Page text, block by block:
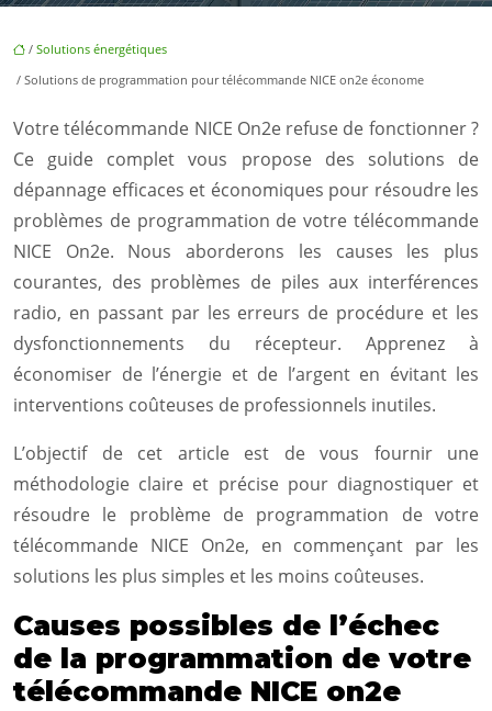
/ Solutions énergétiques
/ Solutions de programmation pour télécommande NICE on2e économe
Votre télécommande NICE On2e refuse de fonctionner ?
Ce guide complet vous propose des solutions de
dépannage efficaces et économiques pour résoudre les
problèmes de programmation de votre télécommande
NICE On2e. Nous aborderons les causes les plus
courantes, des problèmes de piles aux interférences
radio, en passant par les erreurs de procédure et les
dysfonctionnements du récepteur. Apprenez à
économiser de l’énergie et de l’argent en évitant les
interventions coûteuses de professionnels inutiles.
L’objectif de cet article est de vous fournir une
méthodologie claire et précise pour diagnostiquer et
résoudre le problème de programmation de votre
télécommande NICE On2e, en commençant par les
solutions les plus simples et les moins coûteuses.
Causes possibles de l’échec
de la programmation de votre
télécommande NICE on2e